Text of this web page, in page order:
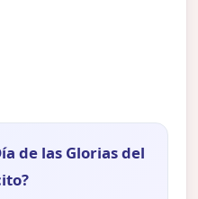
de las Glorias del